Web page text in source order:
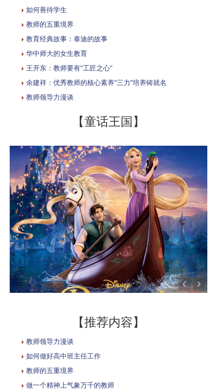
如何善待学生
教师的五重境界
教育经典故事：泰迪的故事
华中师大的女生教育
王开东：教师要有“工匠之心”
余建祥：优秀教师的核心素养“三力”培养铸就名
教师领导力漫谈
【童话王国】
【推荐内容】
教师领导力漫谈
如何做好高中班主任工作
教师的五重境界
做一个精神上气象万千的教师